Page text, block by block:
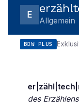
E
Allgemein
BDW PLUS
des